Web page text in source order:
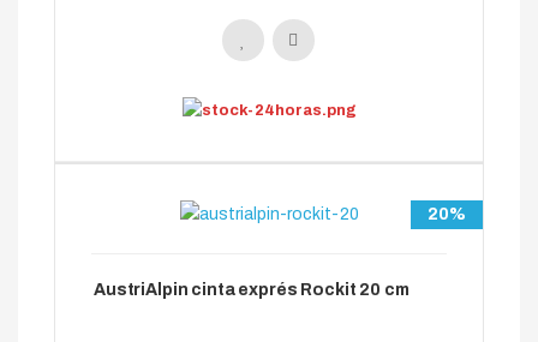
20%
AustriAlpin cinta exprés Rockit 20 cm